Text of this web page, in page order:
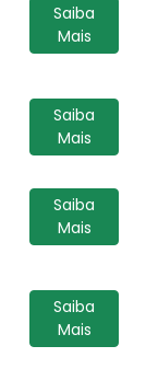
Saiba
Mais
Saiba
Mais
Saiba
Mais
Saiba
Mais